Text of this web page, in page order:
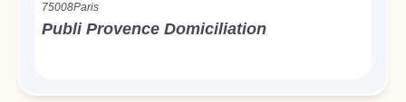
75008Paris
Publi Provence Domiciliation